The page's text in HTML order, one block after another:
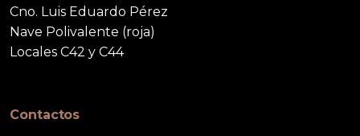
Cno. Luis Eduardo Pérez
Nave Polivalente (roja)
Locales C42 y C44
Contactos